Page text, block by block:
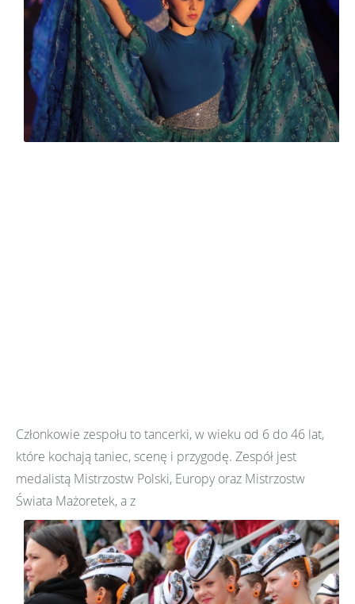
Członkowie zespołu to tancerki, w wieku od 6 do 46 lat,
które kochają taniec, scenę i przygodę. Zespół jest
medalistą Mistrzostw Polski, Europy oraz Mistrzostw
Świata Mażoretek, a z